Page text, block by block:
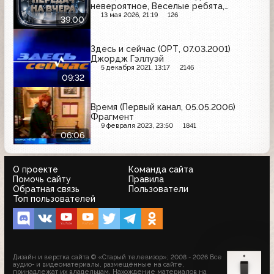
39:00
невероятное, Веселые ребята,
Музыкальный киоск
13 мая 2026, 21:19 126
09:32
Здесь и сейчас (ОРТ, 07.03.2001)
Джордж Гэллуэй
5 декабря 2021, 13:17 2146
06:06
Время (Первый канал, 05.05.2006)
Фрагмент
9 февраля 2023, 23:50 1841
О проекте
Команда сайта
Помочь сайту
Правила
Обратная связь
Пользователи
Топ пользователей
Дизайн и верстка сайта © «Старый телевизор»; 2008 - 2026 Все
аудио- и видеоматериалы, размещённые на сайте,
принадлежат их владельцам. Нахождение материалов на